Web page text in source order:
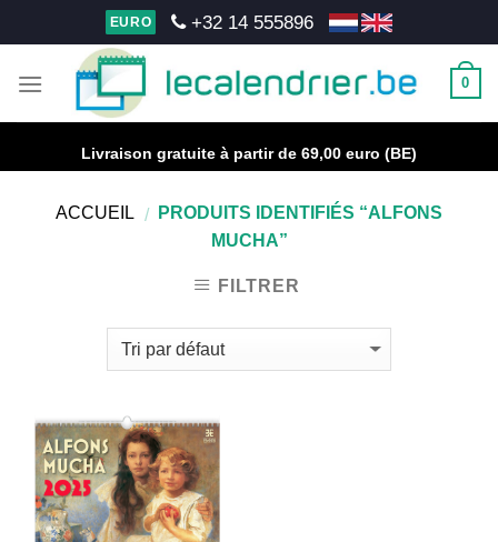
to
EURO +32 14 555896
0
Livraison gratuite à partir de 69,00 euro (BE)
ACCUEIL /
PRODUITS IDENTIFIÉS “ALFONS
MUCHA”
FILTRER